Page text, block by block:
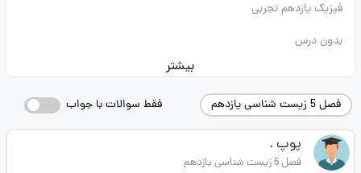
فیزیک یازدهم تجربی
بدون درس
بیشتر
فصل 5 زیست شناسی یازدهم فقط سوالات با جواب
پوپ .
فصل 5 زیست شناسی یازدهم